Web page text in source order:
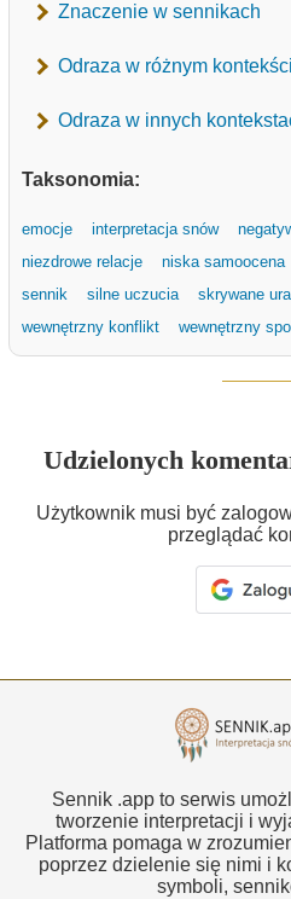
Znaczenie w sennikach
Odraza w różnym
Odraza w innych
Taksonomia:
emocje interpretacja snów
niezdrowe relacje
niska samoocena
sennik
silne uczucia skrywane
wewnętrzny konflikt
wewnętrzny
Udzielonych
Użytkownik musi być
przeglądać
Sennik .app to serwis
tworzenie interpretacji i
Platforma pomaga w
poprzez dzielenie się nimi i
symboli,